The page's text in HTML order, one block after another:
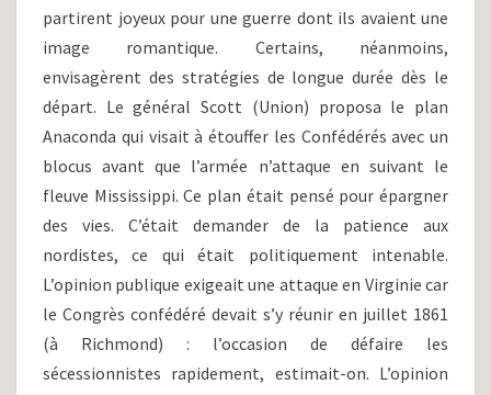
partirent joyeux pour une guerre dont ils avaient une
image romantique. Certains, néanmoins,
envisagèrent des stratégies de longue durée dès le
départ. Le général Scott (Union) proposa le plan
Anaconda qui visait à étouffer les Confédérés avec un
blocus avant que l’armée n’attaque en suivant le
fleuve Mississippi. Ce plan était pensé pour épargner
des vies. C’était demander de la patience aux
nordistes, ce qui était politiquement intenable.
L’opinion publique exigeait une attaque en Virginie car
le Congrès confédéré devait s’y réunir en juillet 1861
(à Richmond) : l’occasion de défaire les
sécessionnistes rapidement, estimait-on. L’opinion